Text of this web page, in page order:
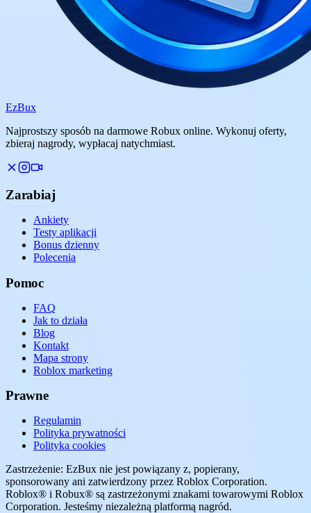
EzBux
Najprostszy sposób na darmowe Robux online. Wykonuj oferty,
zbieraj nagrody, wypłacaj natychmiast.
Zarabiaj
Ankiety
Testy aplikacji
Bonus dzienny
Polecenia
Pomoc
FAQ
Jak to działa
Blog
Kontakt
Mapa strony
Roblox marketing
Prawne
Regulamin
Polityka prywatności
Polityka cookies
Zastrzeżenie: EzBux nie jest powiązany z, popierany,
sponsorowany ani zatwierdzony przez Roblox Corporation.
Roblox® i Robux® są zastrzeżonymi znakami towarowymi Roblox
Corporation. Jesteśmy niezależną platformą nagród.